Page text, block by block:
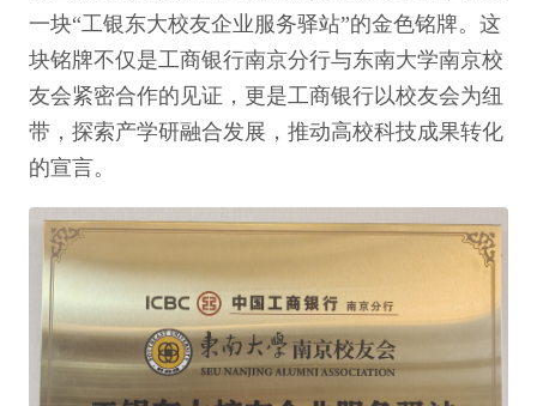
一块“工银东大校友企业服务驿站”的金色铭牌。这
块铭牌不仅是工商银行南京分行与东南大学南京校
友会紧密合作的见证，更是工商银行以校友会为纽
带，探索产学研融合发展，推动高校科技成果转化
的宣言。